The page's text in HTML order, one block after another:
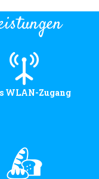
WLAN-Zugang